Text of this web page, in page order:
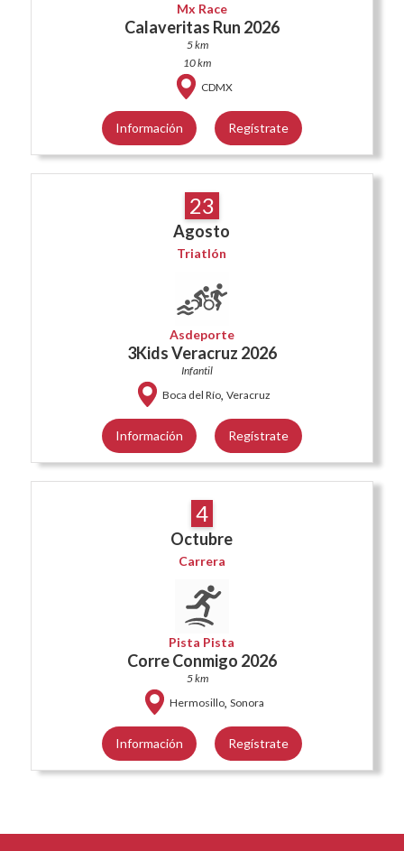
Mx Race
Calaveritas Run 2026
5 km
10 km
CDMX
Información Regístrate
23
Agosto
Triatlón
Asdeporte
3Kids Veracruz 2026
Infantil
Boca del Río, Veracruz
Información Regístrate
4
Octubre
Carrera
Pista Pista
Corre Conmigo 2026
5 km
Hermosillo, Sonora
Información Regístrate